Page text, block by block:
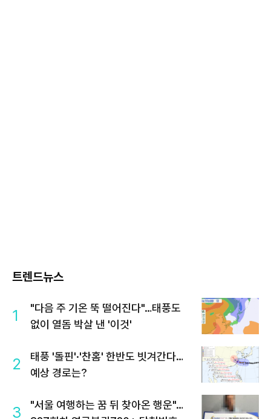
트렌드뉴스
1
"다음 주 기온 뚝 떨어진다"…태풍도
없이 열돔 박살 낸 '이것'
2
태풍 '돌핀'·'찬홈' 한반도 빗겨간다…
예상 경로는?
3
"서울 여행하는 꿈 뒤 찾아온 행운"…